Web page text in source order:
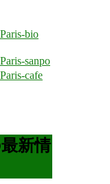
bio
sanpo
cafe
新情